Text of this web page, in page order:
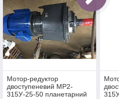
Мотор-редуктор
двоступеневий МР2-
315У-25-50 планетарний